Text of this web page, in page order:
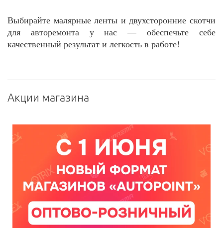
Выбирайте малярные ленты и двухсторонние скотчи
для авторемонта у нас — обеспечьте себе
качественный результат и легкость в работе!
Акции магазина